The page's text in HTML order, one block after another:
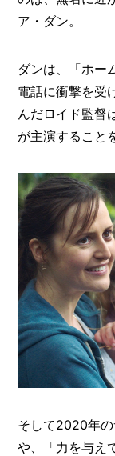
ア・ダン。
ダンは、「ホー
電話に衝撃を受
んだロイド監督
が主演すること
そして2020年
や、「力を与え